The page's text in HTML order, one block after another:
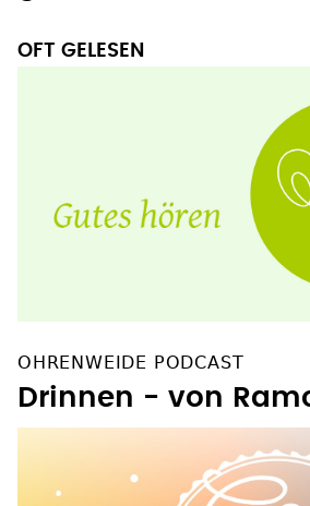
OFT GELESEN
OHRENWEIDE PODCAST
Drinnen - von